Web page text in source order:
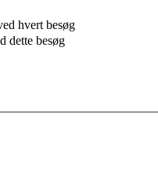
hvert besøg
dette besøg